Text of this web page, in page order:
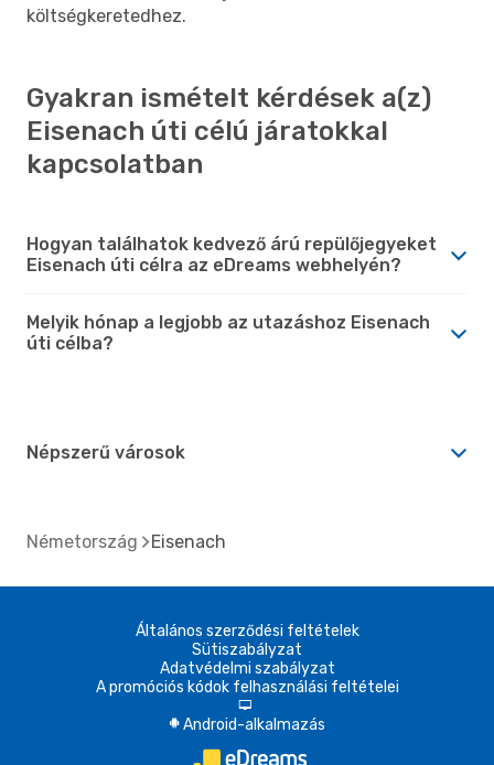
költségkeretedhez.
Gyakran ismételt kérdések a(z)
Eisenach úti célú járatokkal
kapcsolatban
Hogyan találhatok kedvező árú repülőjegyeket
Eisenach úti célra az eDreams webhelyén?
Melyik hónap a legjobb az utazáshoz Eisenach
úti célba?
Népszerű városok
Németország Eisenach
Általános szerződési feltételek
Sütiszabályzat
Adatvédelmi szabályzat
A promóciós kódok felhasználási feltételei
d
A Android-alkalmazás